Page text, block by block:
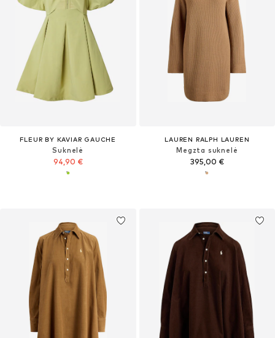
FLEUR BY KAVIAR GAUCHE
Suknelė
94,90 €
LAUREN RALPH LAUREN
Megzta suknelė
395,00 €